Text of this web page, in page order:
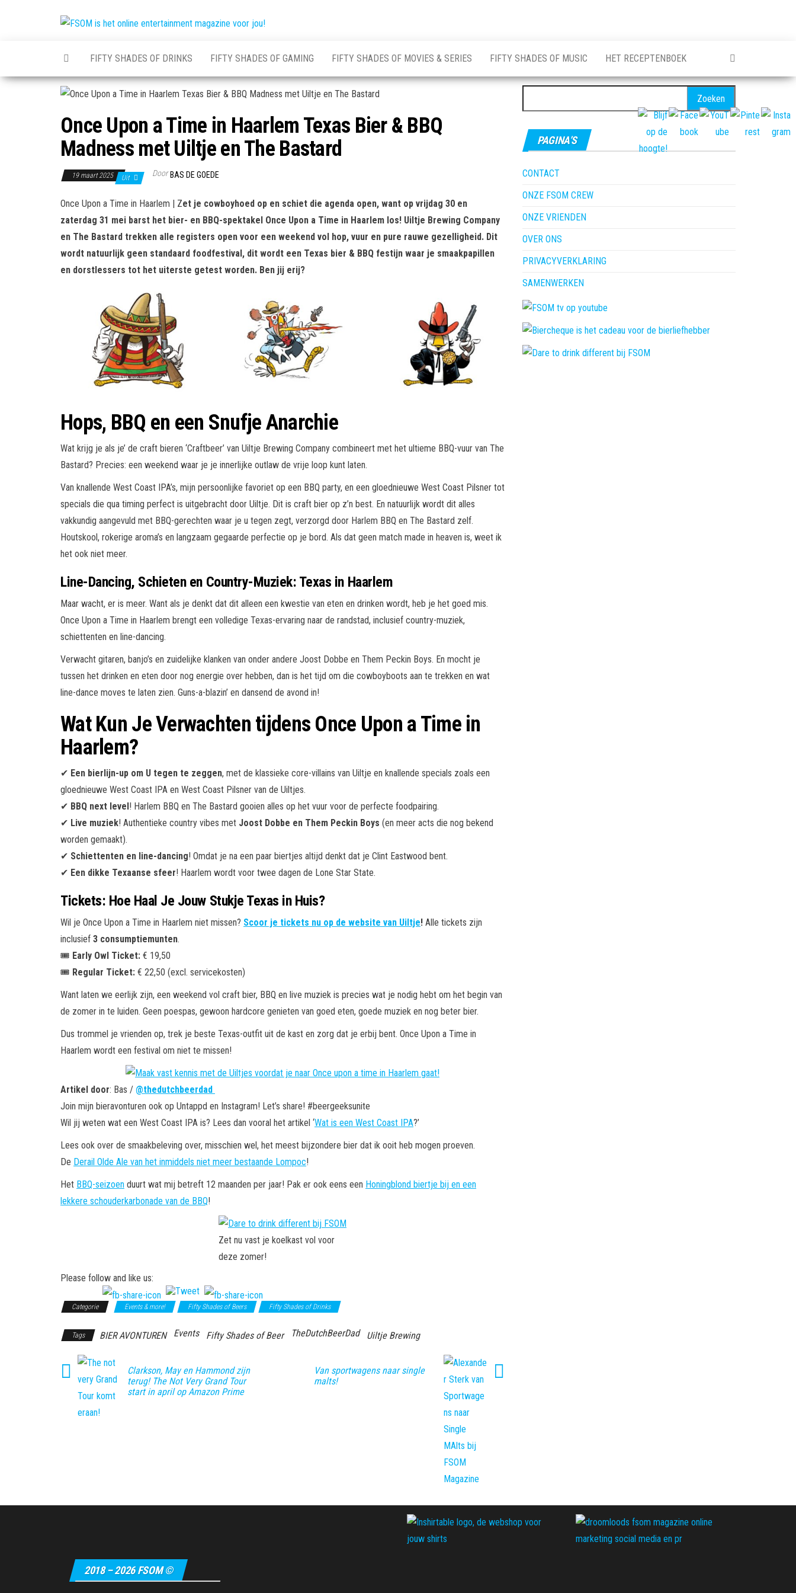
online
magazine
voor jou!
Gamen,
TV,
Films,
Livestyle,
wielen en
nog veel
FIFTY SHADES OF DRINKS FIFTY SHADES OF GAMING FIFTY SHADES OF MOVIES & SERIES FIFTY SHADES OF MUSIC HET RECEPTENBOEK
Once Upon a Time in Haarlem Texas Bier & BBQ
Madness met Uiltje en The Bastard
19 maart 2025 Uit Door BAS DE GOEDE
Once Upon a Time in Haarlem | Zet je cowboyhoed op en schiet die agenda open, want op vrijdag 30 en
zaterdag 31 mei barst het bier- en BBQ-spektakel Once Upon a Time in Haarlem los! Uiltje Brewing Company
en The Bastard trekken alle registers open voor een weekend vol hop, vuur en pure rauwe gezelligheid. Dit
wordt natuurlijk geen standaard foodfestival, dit wordt een Texas bier & BBQ festijn waar je smaakpapillen
en dorstlessers tot het uiterste getest worden. Ben jij erij?
Hops, BBQ en een Snufje Anarchie
Wat krijg je als je’ de craft bieren ‘Craftbeer’ van Uiltje Brewing Company combineert met het ultieme BBQ-vuur van The
Bastard? Precies: een weekend waar je je innerlijke outlaw de vrije loop kunt laten.
Van knallende West Coast IPA’s, mijn persoonlijke favoriet op een BBQ party, en een gloednieuwe West Coast Pilsner tot
specials die qua timing perfect is uitgebracht door Uiltje. Dit is craft bier op z’n best. En natuurlijk wordt dit alles
vakkundig aangevuld met BBQ-gerechten waar je u tegen zegt, verzorgd door Harlem BBQ en The Bastard zelf.
Houtskool, rokerige aroma’s en langzaam gegaarde perfectie op je bord. Als dat geen match made in heaven is, weet ik
het ook niet meer.
Line-Dancing, Schieten en Country-Muziek: Texas in Haarlem
Maar wacht, er is meer. Want als je denkt dat dit alleen een kwestie van eten en drinken wordt, heb je het goed mis.
Once Upon a Time in Haarlem brengt een volledige Texas-ervaring naar de randstad, inclusief country-muziek,
schiettenten en line-dancing.
Verwacht gitaren, banjo’s en zuidelijke klanken van onder andere Joost Dobbe en Them Peckin Boys. En mocht je
tussen het drinken en eten door nog energie over hebben, dan is het tijd om die cowboyboots aan te trekken en wat
line-dance moves te laten zien. Guns-a-blazin’ en dansend de avond in!
Wat Kun Je Verwachten tijdens Once Upon a Time in
Haarlem?
✔ Een bierlijn-up om U tegen te zeggen, met de klassieke core-villains van Uiltje en knallende specials zoals een
gloednieuwe West Coast IPA en West Coast Pilsner van de Uiltjes.
✔ BBQ next level ! Harlem BBQ en The Bastard gooien alles op het vuur voor de perfecte foodpairing.
✔ Live muziek! Authentieke country vibes met Joost Dobbe en Them Peckin Boys (en meer acts die nog bekend
worden gemaakt).
✔ Schiettenten en line-dancing! Omdat je na een paar biertjes altijd denkt dat je Clint Eastwood bent.
✔ Een dikke Texaanse sfeer! Haarlem wordt voor twee dagen de Lone Star State.
Tickets: Hoe Haal Je Jouw Stukje Texas in Huis?
Wil je Once Upon a Time in Haarlem niet missen? Scoor je tickets nu op de website van Uiltje! Alle tickets zijn
inclusief 3 consumptiemunten.
🎟 Early Owl Ticket: € 19,50
🎟 Regular Ticket: € 22,50 (excl. servicekosten)
Want laten we eerlijk zijn, een weekend vol craft bier, BBQ en live muziek is precies wat je nodig hebt om het begin van
de zomer in te luiden. Geen poespas, gewoon hardcore genieten van goed eten, goede muziek en nog beter bier.
Dus trommel je vrienden op, trek je beste Texas-outfit uit de kast en zorg dat je erbij bent. Once Upon a Time in
Haarlem wordt een festival om niet te missen!
Artikel door: Bas / @thedutchbeerdad
Join mijn bieravonturen ook op Untappd en Instagram! Let’s share! #beergeeksunite
Wil jij weten wat een West Coast IPA is? Lees dan vooral het artikel ‘Wat is een West Coast IPA?’
Lees ook over de smaakbeleving over, misschien wel, het meest bijzondere bier dat ik ooit heb mogen proeven.
De Derail Olde Ale van het inmiddels niet meer bestaande Lompoc!
Het BBQ-seizoen duurt wat mij betreft 12 maanden per jaar! Pak er ook eens een Honingblond biertje bij en een
lekkere schouderkarbonade van de BBQ!
Zet nu vast je koelkast vol voor
deze zomer!
Please follow and like us:
Categorie Events & more! Fifty Shades of Beers Fifty Shades of Drinks
Tags BIER AVONTUREN Events Fifty Shades of Beer TheDutchBeerDad Uiltje Brewing
Clarkson, May en Hammond zijn
terug! The Not Very Grand Tour
start in april op Amazon Prime
Van sportwagens naar single
malts!
naar:
PAGINA’S
CONTACT
ONZE FSOM CREW
ONZE VRIENDEN
OVER ONS
PRIVACYVERKLARING
SAMENWERKEN
2018 – 2026 FSOM ©